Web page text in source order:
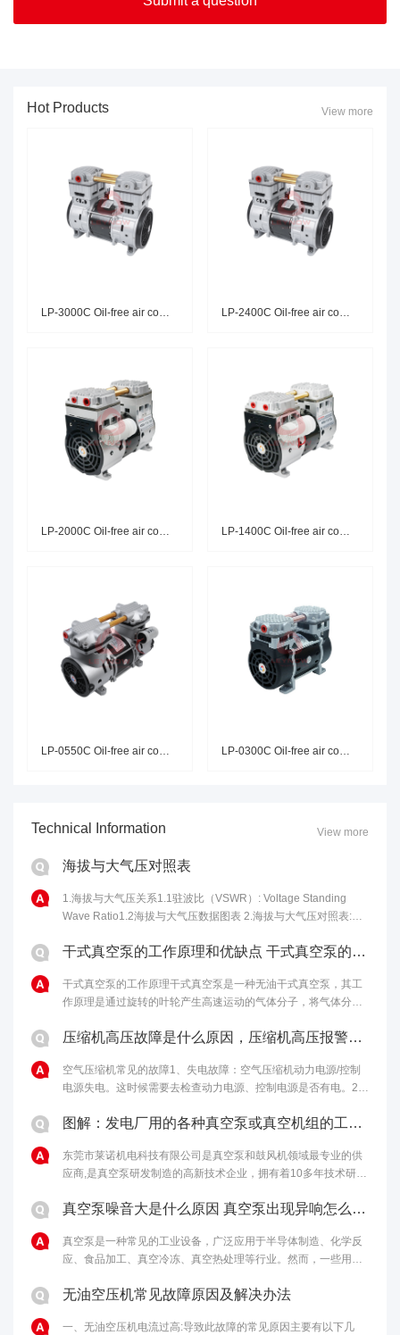
Hot Products View more
LP-2000C Oil-free air compress LP-1400C Oil-free air compress
LP-0550C Oil-free air compress LP-0300C Oil-free air compress
Technical Information View more
海拔与大气压对照表
1.海拔与大气压关系1.1驻波比（VSWR）: Voltage Standing
Wave Ratio1.2海拔与大气压数据图表 2.海拔与大气压对照表:海
干式真空泵的工作原理和优缺点 干式真空泵的性能特点
干式真空泵的工作原理干式真空泵是一种无油干式真空泵，其工
作原理是通过旋转的叶轮产生高速运动的气体分子，将气体分子
排气的目的。干式真空泵的优点包括......
压缩机高压故障是什么原因，压缩机高压报警原因和解决办法
空气压缩机常见的故障1、失电故障：空气压缩机动力电源/控制
电源失电。这时候需要去检查动力电源、控制电源是否有电。2、
够充分，电机本身或轴承有问题......
图解：发电厂用的各种真空泵或真空机组的工作原理
东莞市莱诺机电科技有限公司是真空泵和鼓风机领域最专业的供
应商,是真空泵研发制造的高新技术企业，拥有着10多年技术研发
112-722。...
真空泵噪音大是什么原因 真空泵出现异响怎么处理
真空泵是一种常见的工业设备，广泛应用于半导体制造、化学反
应、食品加工、真空冷冻、真空热处理等行业。然而，一些用户
将从噪音和异响两个方面探讨真空泵......
无油空压机常见故障原因及解决办法
一、无油空压机电流过高:导致此故障的常见原因主要有以下几